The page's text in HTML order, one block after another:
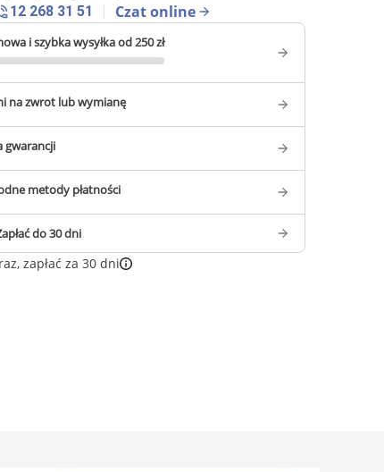
12 268 31 51
Czat online
i szybka wysyłka od 250 zł
na zwrot lub wymianę
gwarancji
metody płatności
do 30 dni
zapłać za 30 dni